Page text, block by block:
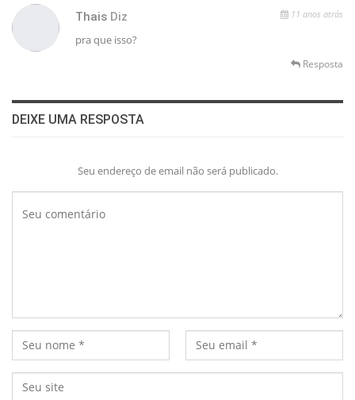
Thais Diz 11 anos atrás
pra que isso?
Resposta
DEIXE UMA RESPOSTA
Seu endereço de email não será publicado.